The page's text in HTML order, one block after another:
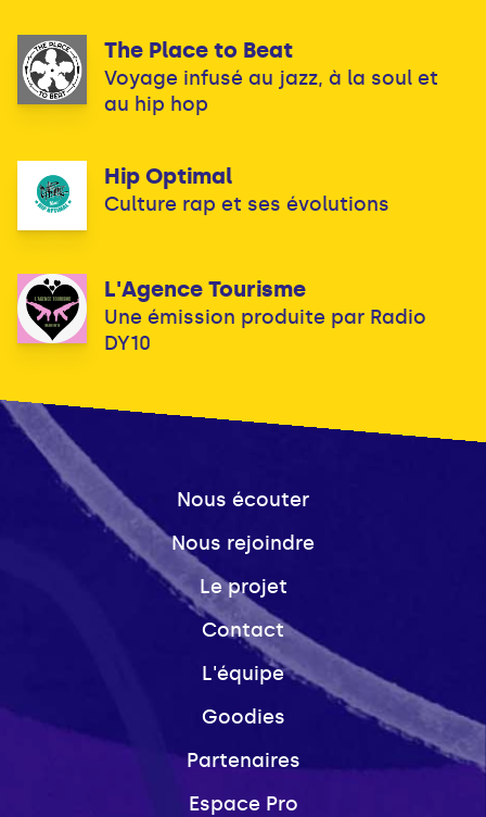
The Place to Beat
Voyage infusé au jazz, à la soul et
au hip hop
Hip Optimal
Culture rap et ses évolutions
L'Agence Tourisme
Une émission produite par Radio
DY10
Nous écouter
Nous rejoindre
Le projet
Contact
L'équipe
Goodies
Partenaires
Espace Pro